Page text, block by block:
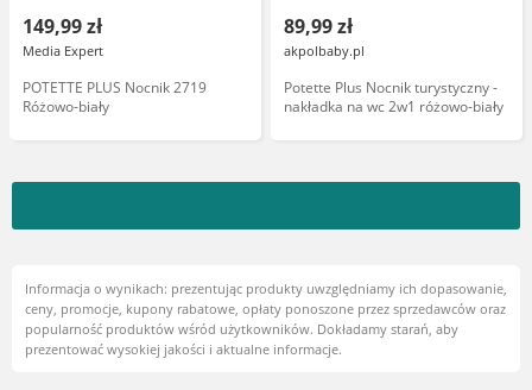
149,99 zł
Media Expert
POTETTE PLUS Nocnik 2719
Różowo-biały
89,99 zł
akpolbaby.pl
Potette Plus Nocnik turystyczny -
nakładka na wc 2w1 różowo-biały
Informacja o wynikach: prezentując produkty uwzględniamy ich dopasowanie,
ceny, promocje, kupony rabatowe, opłaty ponoszone przez sprzedawców oraz
popularność produktów wśród użytkowników. Dokładamy starań, aby
prezentować wysokiej jakości i aktualne informacje.